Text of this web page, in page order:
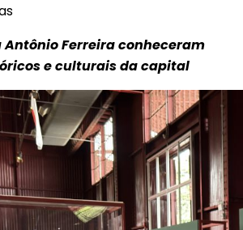
Antônio Ferreira conheceram
e culturais da capital